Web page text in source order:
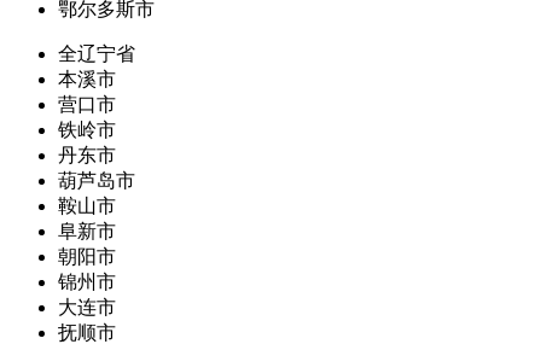
鄂尔多斯市
全辽宁省
本溪市
营口市
铁岭市
丹东市
葫芦岛市
鞍山市
阜新市
朝阳市
锦州市
大连市
抚顺市